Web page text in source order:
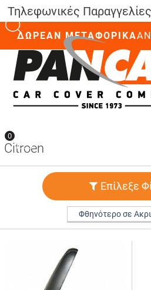
Τηλεφωνικές
ΔΩΡΕΑΝ ΜΕΤΑΦΟΡΙΚΑ
0
Citroen
Επίλεξε
Φθηνότερο σε